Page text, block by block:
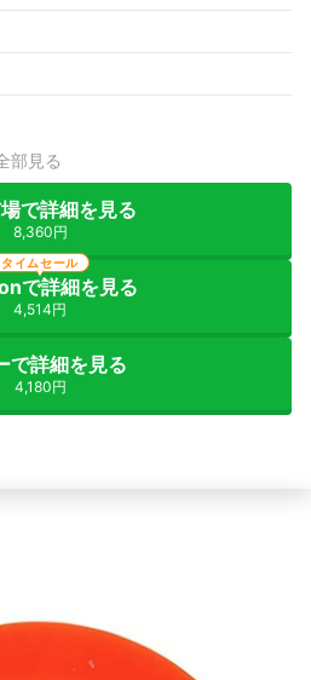
部見る
で詳細を見る
8,360円
で詳細を見る
4,514円
タイムセール
で詳細を見る
4,180円